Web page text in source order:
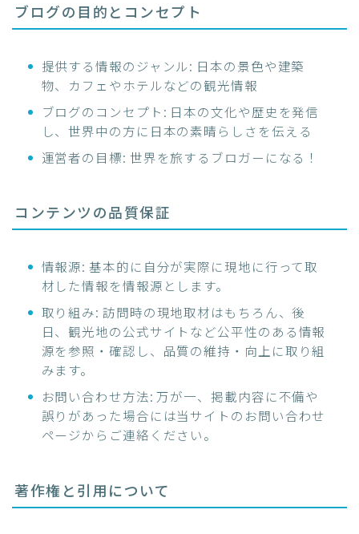
ブログの目的とコンセプト
提供する情報のジャンル: 日本の景色や建築
物、カフェやホテルなどの観光情報
ブログのコンセプト: 日本の文化や歴史を発信
し、世界中の方に日本の素晴らしさを伝える
運営者の目標: 世界を旅するブロガーになる！
コンテンツの品質保証
情報源: 基本的に自分が実際に現地に行って取
材した情報を情報源とします。
取り組み: 訪問時の現地取材はもちろん、後
日、観光地の公式サイトなど公平性のある情報
源を参照・確認し、品質の維持・向上に取り組
みます。
お問い合わせ方法: 万が一、掲載内容に不備や
誤りがあった場合には当サイトのお問い合わせ
ページからご連絡ください。
著作権と引用について